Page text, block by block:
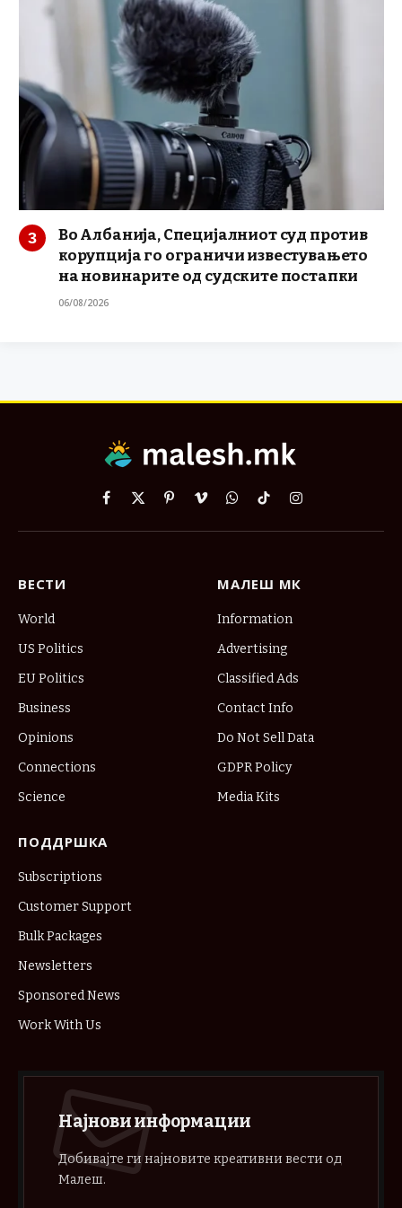
Во Албанија, Специјалниот суд против
корупција го ограничи известувањето
на новинарите од судските постапки
06/08/2026
Facebook
X
PinterestVimeoWhatsApp
TikTokInstagram
ВЕСТИ
World
US Politics
EU Politics
Business
Opinions
Connections
Science
МАЛЕШ МК
Information
Advertising
Classified Ads
Contact Info
Do Not Sell Data
GDPR Policy
Media Kits
ПОДДРШКА
Subscriptions
Customer Support
Bulk Packages
Newsletters
Sponsored News
Work With Us
Најнови информации
Добивајте ги најновите креативни вести од
Малеш.